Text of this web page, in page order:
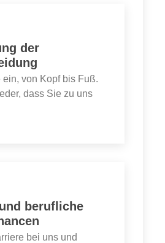
der
von Kopf bis Fuß.
dass Sie zu uns
berufliche
bei uns und